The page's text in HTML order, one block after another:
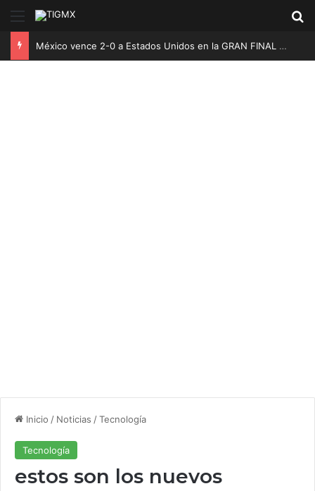
Menú
México vence 2-0 a Estados Unidos en la GRAN FINAL y son Bicampeones Sub-20 de la Concacaf 2026
Inicio / Noticias /Tecnología
Tecnología
estos son los nuevos